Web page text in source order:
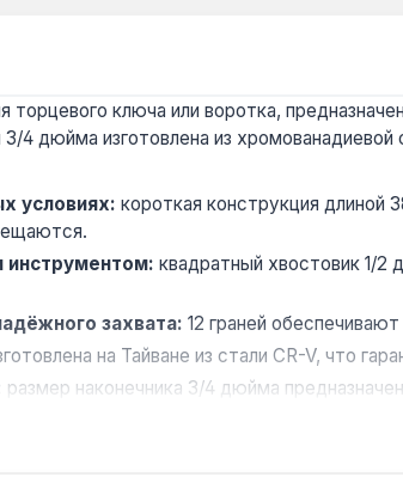
торцевого ключа или воротка,
4 дюйма изготовлена из
условиях: короткая конструкция длиной
инструментом: квадратный хвостовик 1/
захвата: 12 граней
на Тайване из стали CR-V, что
размер наконечника 3/4 дюйма